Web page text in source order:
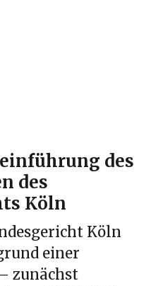
des
des
Köln
Köln
einer
zunächst